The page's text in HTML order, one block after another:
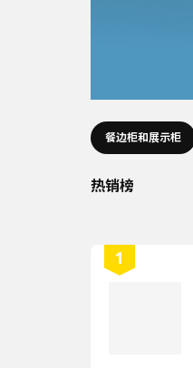
餐边柜和展示柜
热销榜